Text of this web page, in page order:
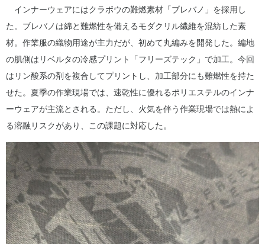
インナーウェアにはクラボウの難燃素材「ブレバノ」を採用し
た。ブレバノは綿と難燃性を備えるモダクリル繊維を混紡した素
材。作業服の織物用途が主力だが、初めて丸編みを開発した。編地
の肌側はリベルタの冷感プリント「フリーズテック」で加工。今回
はリン酸系の剤を複合してプリントし、加工部分にも難燃性を持た
せた。夏季の作業現場では、速乾性に優れるポリエステルのインナ
ーウェアが主流とされる。ただし、火気を伴う作業現場では熱によ
る溶融リスクがあり、この課題に対応した。